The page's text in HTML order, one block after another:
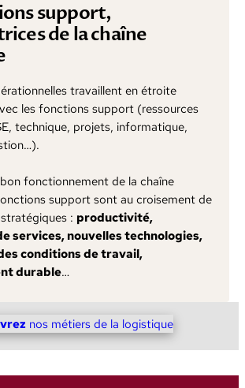
support,
de la chaîne
travaillent en étroite
les fonctions support (ressources
technique, projets, informatique,
fonctionnement de la chaîne
support sont au croisement de
: productivité,
services, nouvelles technologies,
conditions de travail,
durable…
nos métiers de la logistique